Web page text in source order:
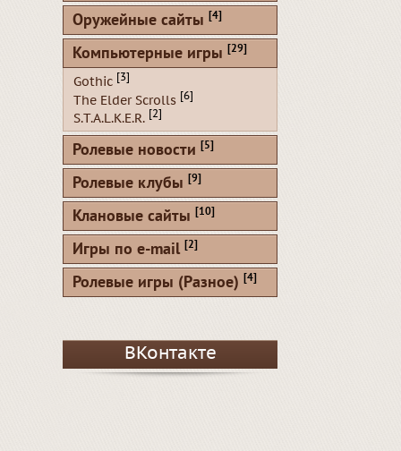
Оружейные сайты [4]
Компьютерные игры [29]
Gothic [3]
The Elder Scrolls [6]
S.T.A.L.K.E.R. [2]
Ролевые новости [5]
Ролевые клубы [9]
Клановые сайты [10]
Игры по e-mail [2]
Ролевые игры (Разное) [4]
ВКонтакте